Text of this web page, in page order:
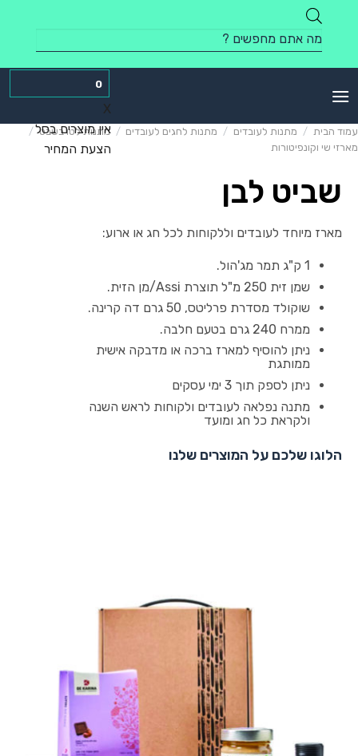
content
Products
search
0
X
אין מוצרים בסל
הצעת המחיר
עמוד הבית / מתנות לעובדים / מתנות לחגים לעובדים / מתנות לטו בשבט /
מארזי שי וקונפיטורות
שביט לבן
מארז מיוחד לעובדים וללקוחות לכל חג או ארוע:
1 ק"ג תמר מג'הול.
שמן זית 250 מ"ל תוצרת Assi/מן הזית.
שוקולד מסדרת פרליטס, 50 גרם דה קרינה.
ממרח 240 גרם בטעם חלבה.
ניתן להוסיף למארז ברכה או מדבקה אישית
ממותגת
ניתן לספק תוך 3 ימי עסקים
מתנה נפלאה לעובדים ולקוחות לראש השנה
ולקראת כל חג ומועד
הלוגו שלכם על המוצרים שלנו